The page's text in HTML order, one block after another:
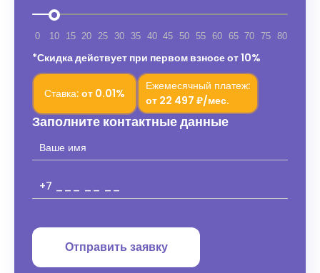
0 10 15 20 25 30 35 40 45 50 55 60 65 70 75 80
*Скидка действует при первом взносе от 10%
Ставка: от 0.01%
Ежемесячный платеж:
от 22 497 ₽/мес.
Заполните контактные данные
Отправить заявку